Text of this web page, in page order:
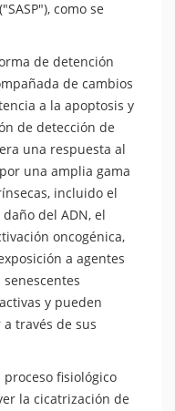
como se
de detención
de cambios
a la apoptosis y
de detección de
una respuesta al
una amplia gama
incluido el
del ADN, el
oncogénica,
a agentes
y pueden
través de sus
proceso fisiológico
la cicatrización de